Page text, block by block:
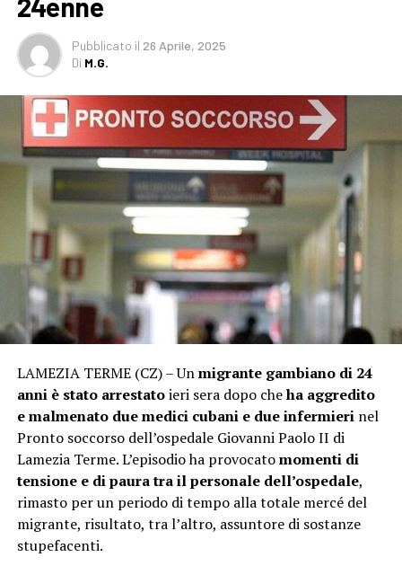
24enne
Pubblicato il 26 Aprile, 2025
Di M.G.
LAMEZIA TERME (CZ) – Unmigrante gambiano di 24
anni è stato arrestatoieri sera dopo cheha aggredito
e malmenato due medici cubani e due infermierinel
Pronto soccorso dell’ospedale Giovanni Paolo II di
Lamezia Terme. L’episodio ha provocatomomenti di
tensione e di paura tra il personale dell’ospedale,
rimasto per un periodo di tempo alla totale mercé del
migrante, risultato, tra l’altro, assuntore di sostanze
stupefacenti.